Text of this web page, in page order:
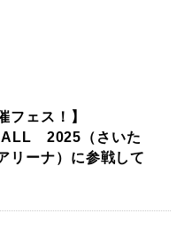
フェス！】
2025（さいた
リーナ）に参戦して